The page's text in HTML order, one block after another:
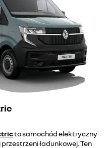
to samochód elektryczny
ładunkowej. Ten